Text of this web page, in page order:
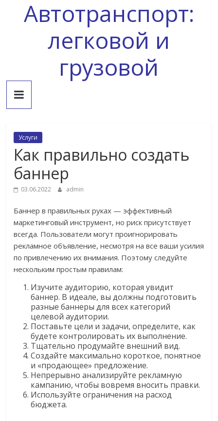
Автотранспорт:
легковой и
грузовой
Услуги
Как правильно создать
баннер
03.06.2022 admin
Баннер в правильных руках — эффективный
маркетинговый инструмент, но риск присутствует
всегда. Пользователи могут проигнорировать
рекламное объявление, несмотря на все ваши усилия
по привлечению их внимания. Поэтому следуйте
нескольким простым правилам:
Изучите аудиторию, которая увидит
баннер. В идеале, вы должны подготовить
разные баннеры для всех категорий
целевой аудитории.
Поставьте цели и задачи, определите, как
будете контролировать их выполнение.
Тщательно продумайте внешний вид.
Создайте максимально короткое, понятное
и «продающее» предложение.
Непрерывно анализируйте рекламную
кампанию, чтобы вовремя вносить правки.
Используйте ограничения на расход
бюджета.